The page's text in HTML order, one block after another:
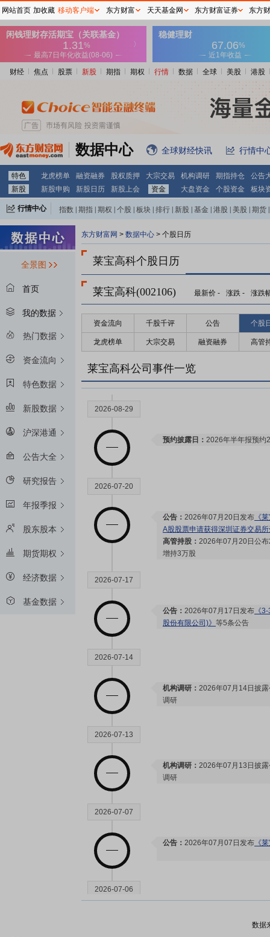
财经 焦点 股票 新股 期指 期权 行情 数据 全球 美股 港股
数据中心 全球财经快讯 行情中
特色 龙虎榜单 融资融券 股权质押 大宗交易 机构调研 期指持仓
公告
新股
新股申购 新股日历 新股上会 资金 大盘资金 个股资金 板块
行情中心 指数 期指 期权 个股 板块 排行 新股 基金 港股 美股 期货
全景图
首页
我的数据
热门数据
资金流向
特色数据
新股数据
沪深港通
公告大全
研究报告
年报季报
股东股本
期货期权
经济数据
基金数据
东方财富网 > 数据中心 > 个股日历
莱宝高科个股日历
莱宝高科(002106) 最新价 - 涨跌 - 涨跌
资金流向 千股千评 公告 个股
龙虎榜单 大宗交易 融资融券 高管
莱宝高科公司事件一览
2026-08-29
预约披露日： 2026年半年报预约
2026-07-20
公告： 2026年07月20日发布 《
A股股票申请获得深圳证券交易
高管持股： 2026年07月20日公
增持3万股
2026-07-17
公告： 2026年07月17日发布 《
股份有限公司)》 等5条公告
2026-07-14
机构调研： 2026年07月14日披
调研
2026-07-13
机构调研： 2026年07月13日披
调研
2026-07-07
公告： 2026年07月07日发布 《
2026-07-06
2026年07月06日因“连
数据
网站首页 加收藏 移动客户端 东方财富 天天基金网 东方财富证券 东方